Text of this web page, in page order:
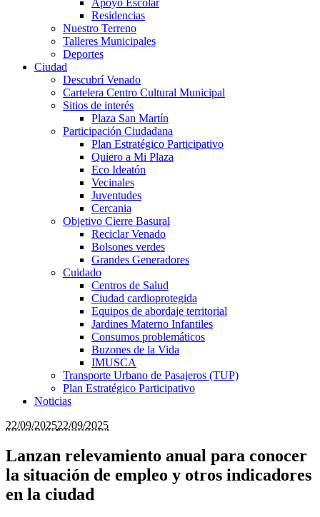
Apoyo Escolar
Residencias
Nuestro Terreno
Talleres Municipales
Deportes
Ciudad
Descubrí Venado
Cartelera Centro Cultural Municipal
Sitios de interés
Plaza San Martín
Participación Ciudadana
Plan Estratégico Participativo
Quiero a Mi Plaza
Eco Ideatón
Vecinales
Juventudes
Cercania
Objetivo Cierre Basural
Reciclar Venado
Bolsones verdes
Grandes Generadores
Cuidado
Centros de Salud
Ciudad cardioprotegida
Equipos de abordaje territorial
Jardines Materno Infantiles
Consumos problemáticos
Buzones de la Vida
IMUSCA
Transporte Urbano de Pasajeros (TUP)
Plan Estratégico Participativo
Noticias
22/09/202522/09/2025
Lanzan relevamiento anual para conocer
la situación de empleo y otros indicadores
en la ciudad